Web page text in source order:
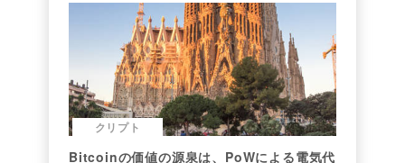
クリプト
Bitcoinの価値の源泉は、PoWによる電気代